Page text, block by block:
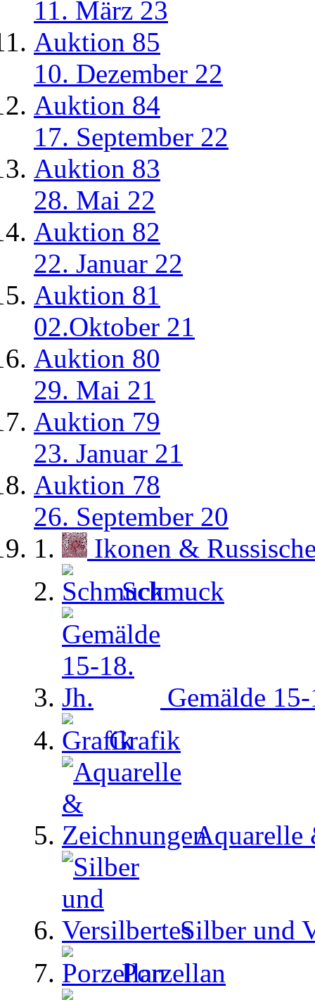
11. März 23
Auktion 85
10. Dezember 22
Auktion 84
17. September 22
Auktion 83
28. Mai 22
Auktion 82
22. Januar 22
Auktion 81
02.Oktober 21
Auktion 80
29. Mai 21
Auktion 79
23. Januar 21
Auktion 78
26. September 20
Ikonen &
Schmuck
Gemälde
Grafik
Aquarelle
Silber und
Porzellan